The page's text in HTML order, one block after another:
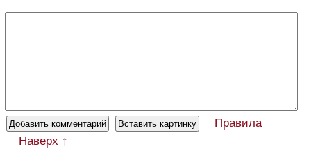
Правила
Наверх ↑